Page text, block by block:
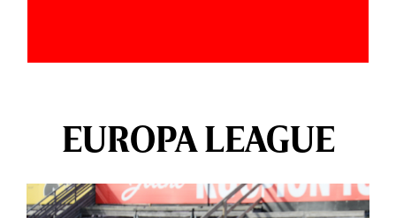
EUROPA LEAGUE